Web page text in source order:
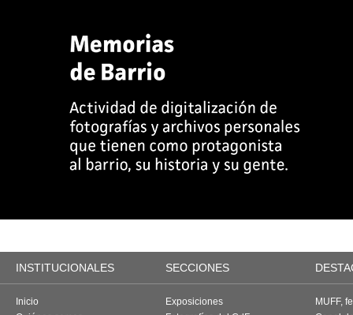
INSTITUCIONALES SECCIONES
Inicio
Exposiciones
MUFF,